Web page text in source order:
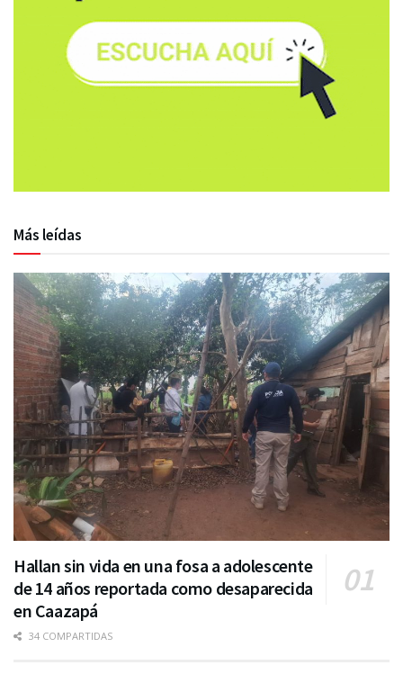
Más leídas
Hallan sin vida en una fosa a adolescente
de 14 años reportada como desaparecida
en Caazapá
34 COMPARTIDAS